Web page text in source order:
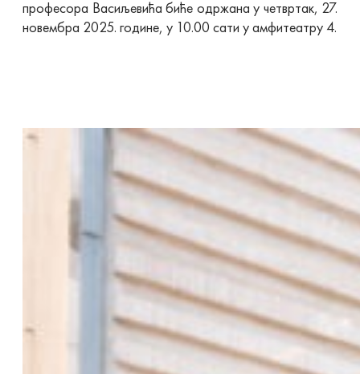
професора Васиљевића биће одржана у четвртак, 27.
новембра 2025. године, у 10.00 сати у амфитеатру 4.